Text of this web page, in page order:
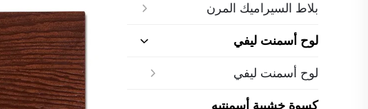
بلاط السيراميك المرن
لوح أسمنت ليفي
لوح أسمنت ليفي
كسوة خشبية أسمنتيه